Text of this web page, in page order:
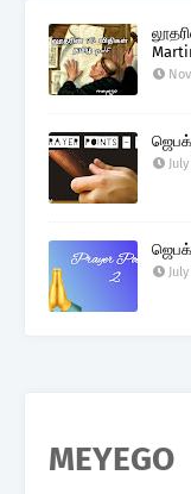
ஜெபக்
ஜெபக்
MEYEGO